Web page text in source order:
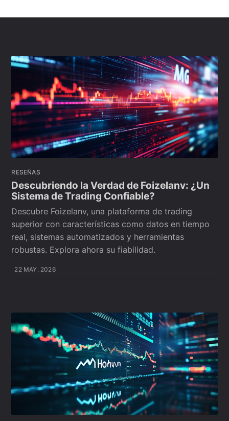
RESEÑAS
Descubriendo la Verdad de Foizelanv: ¿Un
Sistema de Trading Confiable?
Descubre Foizelanv, una plataforma de trading
superior con características como datos en tiempo
real, sistemas automatizados y herramientas
robustas. Explora ahora su fiabilidad.
22 MAY. 2026